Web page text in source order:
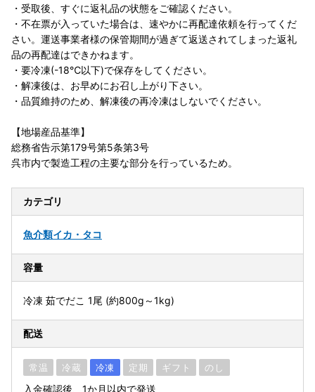
・受取後、すぐに返礼品の状態をご確認ください。
・不在票が入っていた場合は、速やかに再配達依頼を行ってくだ
さい。運送事業者様の保管期間が過ぎて返送されてしまった返礼
品の再配達はできかねます。
・要冷凍(-18℃以下)で保存をしてください。
・解凍後は、お早めにお召し上がり下さい。
・品質維持のため、解凍後の再冷凍はしないでください。
【地場産品基準】
総務省告示第179号第5条第3号
呉市内で製造工程の主要な部分を行っているため。
カテゴリ
魚介類イカ・タコ
容量
冷凍 茹でだこ 1尾 (約800g～1kg)
配送
常温 冷蔵 冷凍 定期 ギフト のし
入金確認後、1か月以内で発送